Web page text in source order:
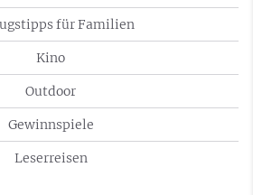
für Familien
Kino
Outdoor
Gewinnspiele
Leserreisen